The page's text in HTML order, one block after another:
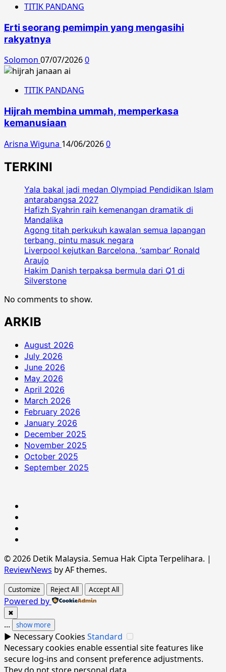
TITIK PANDANG
Erti seorang pemimpin yang mengasihi
rakyatnya
Solomon 07/07/20260
TITIK PANDANG
Hijrah membina ummah, memperkasa
kemanusiaan
Arisna Wiguna 14/06/20260
TERKINI
Yala bakal jadi medan Olympiad Pendidikan Islam
antarabangsa 2027
Hafizh Syahrin raih kemenangan dramatik di
Mandalika
Agong titah perkukuh kawalan semua lapangan
terbang, pintu masuk negara
Liverpool kejutkan Barcelona, ‘sambar’ Ronald
Araujo
Hakim Danish terpaksa bermula dari Q1 di
Silverstone
No comments to show.
ARKIB
August 2026
July 2026
June 2026
May 2026
April 2026
March 2026
February 2026
January 2026
December 2025
November 2025
October 2025
September 2025
© 2026 Detik Malaysia. Semua Hak Cipta Terpelihara. |
ReviewNews by AF themes.
Customize Reject All Accept All
Powered by
✖
... show more
► Necessary Cookies Standard
Necessary cookies enable essential site features like
secure log-ins and consent preference adjustments.